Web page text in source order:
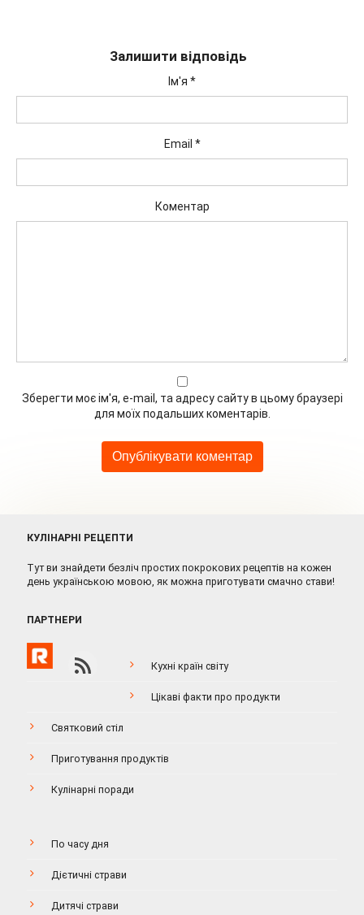
Залишити відповідь
Ім'я *
Email *
Коментар
Зберегти моє ім'я, e-mail, та адресу сайту в цьому браузері
для моїх подальших коментарів.
КУЛІНАРНІ РЕЦЕПТИ
Тут ви знайдети безліч простих покрокових рецептів на кожен
день українською мовою, як можна приготувати смачно стави!
ПАРТНЕРИ
Кухні країн світу
Цікаві факти про продукти
Святковий стіл
Приготування продуктів
Кулінарні поради
По часу дня
Дієтичні страви
Дитячі страви